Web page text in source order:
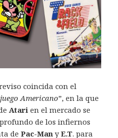
coincida con el
Americano”, en la que
Atarien el mercado se
de los infiernos
dePac-Man yE.T. para